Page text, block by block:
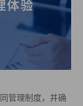
管理制度，并确